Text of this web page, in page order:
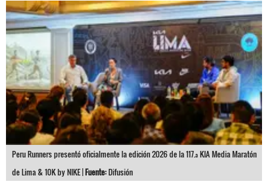
Peru Runners presentó oficialmente la edición 2026 de la 117.ª KIA Media Maratón
de Lima & 10K by NIKE |Fuente:Difusión